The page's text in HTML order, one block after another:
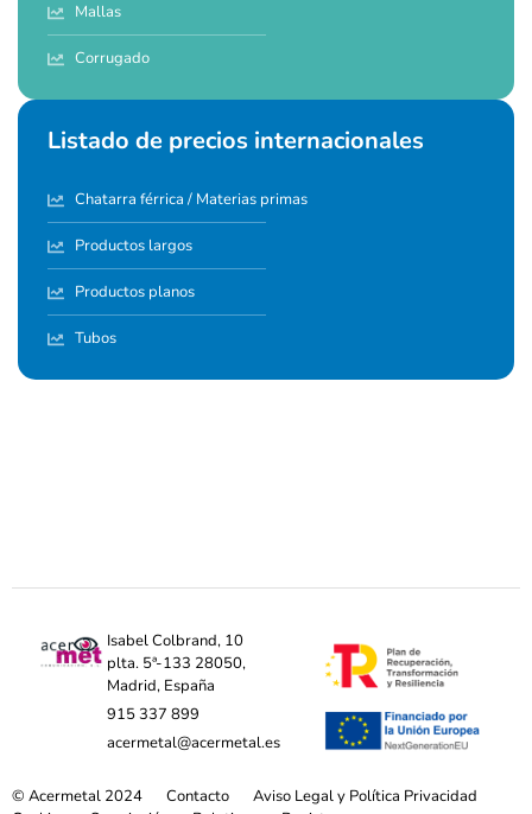
Mallas
Corrugado
Listado de precios internacionales
Chatarra férrica / Materias primas
Productos largos
Productos planos
Tubos
Isabel Colbrand, 10
plta. 5ª-133 28050,
Madrid, España
915 337 899
acermetal@acermetal.es
© Acermetal 2024 Contacto
Aviso Legal y Política Privacidad